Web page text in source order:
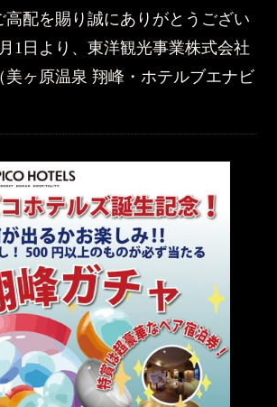
高配を賜り誠にありがとうござい
1日より、東洋観光事業株式会社
美ヶ原温泉 翔峰・ホテルブエナビ